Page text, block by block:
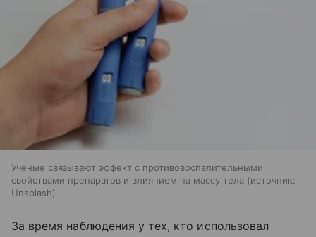
Ученые связывают эффект с противовоспалительными
свойствами препаратов и влиянием на массу тела
источник:
Unsplash
За время наблюдения у тех, кто использовал